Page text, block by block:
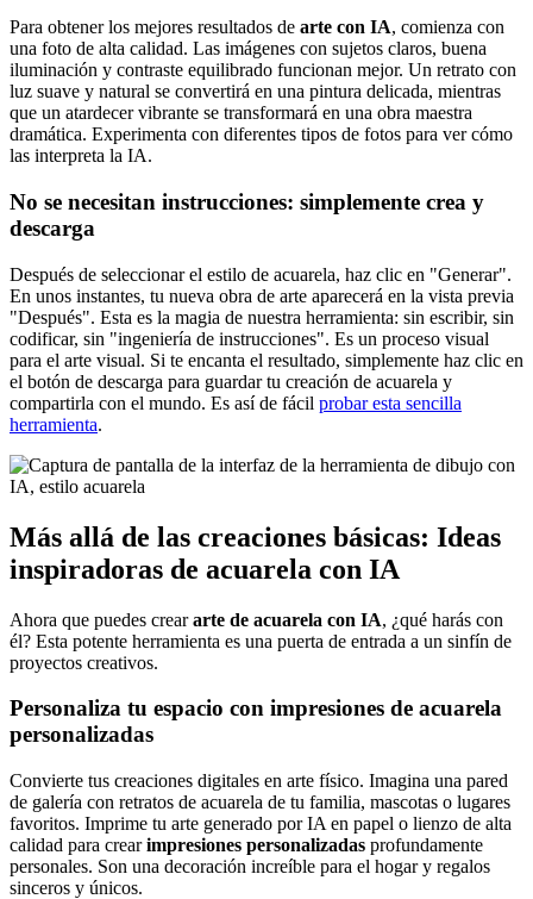
Para obtener los mejores resultados de arte con IA, comienza con
una foto de alta calidad. Las imágenes con sujetos claros, buena
iluminación y contraste equilibrado funcionan mejor. Un retrato con
luz suave y natural se convertirá en una pintura delicada, mientras
que un atardecer vibrante se transformará en una obra maestra
dramática. Experimenta con diferentes tipos de fotos para ver cómo
las interpreta la IA.
No se necesitan instrucciones: simplemente crea y
descarga
Después de seleccionar el estilo de acuarela, haz clic en "Generar".
En unos instantes, tu nueva obra de arte aparecerá en la vista previa
"Después". Esta es la magia de nuestra herramienta: sin escribir, sin
codificar, sin "ingeniería de instrucciones". Es un proceso visual
para el arte visual. Si te encanta el resultado, simplemente haz clic en
el botón de descarga para guardar tu creación de acuarela y
compartirla con el mundo. Es así de fácil probar esta sencilla
herramienta.
Más allá de las creaciones básicas: Ideas
inspiradoras de acuarela con IA
Ahora que puedes creararte de acuarela con IA, ¿qué harás con
él? Esta potente herramienta es una puerta de entrada a un sinfín de
proyectos creativos.
Personaliza tu espacio con impresiones de acuarela
personalizadas
Convierte tus creaciones digitales en arte físico. Imagina una pared
de galería con retratos de acuarela de tu familia, mascotas o lugares
favoritos. Imprime tu arte generado por IA en papel o lienzo de alta
calidad para crearimpresiones personalizadas profundamente
personales. Son una decoración increíble para el hogar y regalos
sinceros y únicos.